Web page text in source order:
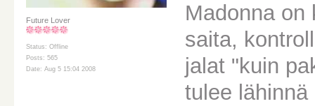
Future Lover
Status: Offline
Posts: 565
Date: Aug 5 15:04 2008
Madonna
saita,
jalat "kuin
tulee